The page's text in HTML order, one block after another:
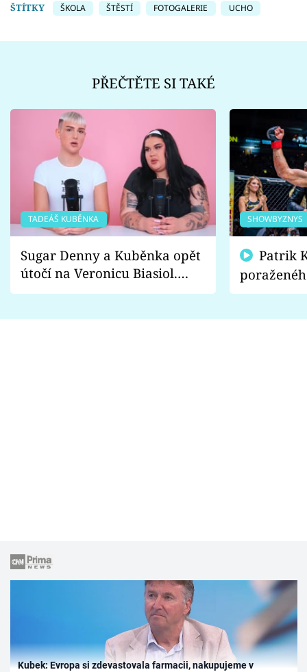
ŠTÍTKY ŠKOLA ŠTĚSTÍ FOTOGALERIE UCHO
PŘEČTĚTE SI TAKÉ
TADEÁŠ KUBĚNKA
Sugar Denny a Kuběnka opět
útočí na Veronicu Biasiol.
Proč je podle nich falešná a
SHOWBYZNYS
fanoušci
Kubek: Evropa si zdevastovala farmacii, nakupujeme v